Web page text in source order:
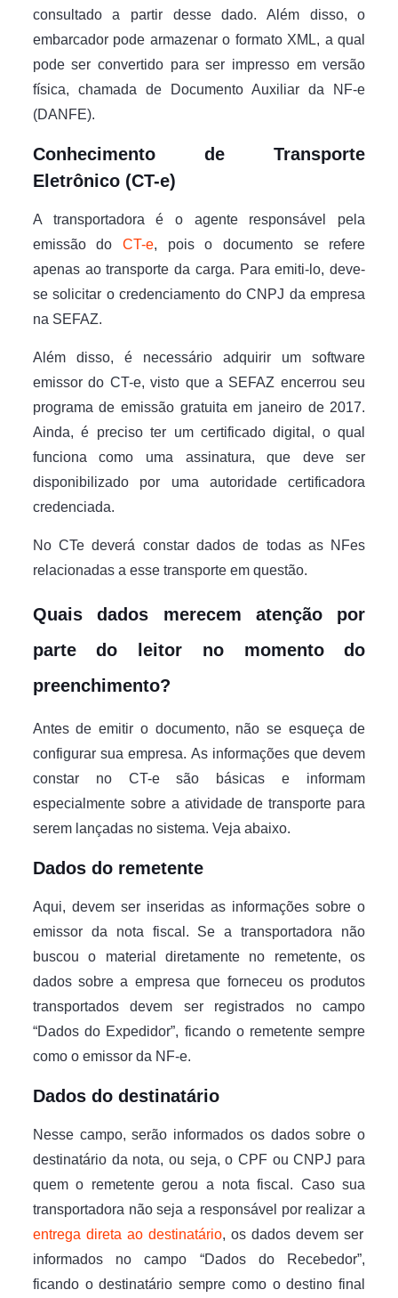
consultado a partir desse dado. Além disso, o
embarcador pode armazenar o formato XML, a qual
pode ser convertido para ser impresso em versão
física, chamada de Documento Auxiliar da NF-e
(DANFE).
Conhecimento de Transporte
Eletrônico (CT-e)
A transportadora é o agente responsável pela
emissão doCT-e, pois o documento se refere
apenas ao transporte da carga. Para emiti-lo, deve-
se solicitar o credenciamento do CNPJ da empresa
na SEFAZ.
Além disso, é necessário adquirir um software
emissor do CT-e, visto que a SEFAZ encerrou seu
programa de emissão gratuita em janeiro de 2017.
Ainda, é preciso ter um certificado digital, o qual
funciona como uma assinatura, que deve ser
disponibilizado por uma autoridade certificadora
credenciada.
No CTe deverá constar dados de todas as NFes
relacionadas a esse transporte em questão.
Quais dados merecem atenção por
parte do leitor no momento do
preenchimento?
Antes de emitir o documento, não se esqueça de
configurar sua empresa. As informações que devem
constar no CT-e são básicas e informam
especialmente sobre a atividade de transporte para
serem lançadas no sistema. Veja abaixo.
Dados do remetente
Aqui, devem ser inseridas as informações sobre o
emissor da nota fiscal. Se a transportadora não
buscou o material diretamente no remetente, os
dados sobre a empresa que forneceu os produtos
transportados devem ser registrados no campo
“Dados do Expedidor”, ficando o remetente sempre
como o emissor da NF-e.
Dados do destinatário
Nesse campo, serão informados os dados sobre o
destinatário da nota, ou seja, o CPF ou CNPJ para
quem o remetente gerou a nota fiscal. Caso sua
transportadora não seja a responsável por realizar a
entrega direta ao destinatário, os dados devem ser
informados no campo “Dados do Recebedor”,
ficando o destinatário sempre como o destino final